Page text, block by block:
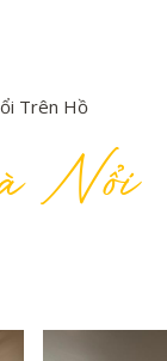
Trên Hồ
Nổi